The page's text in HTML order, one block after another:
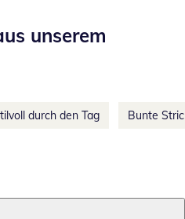
unserem
durch den Tag Bunte